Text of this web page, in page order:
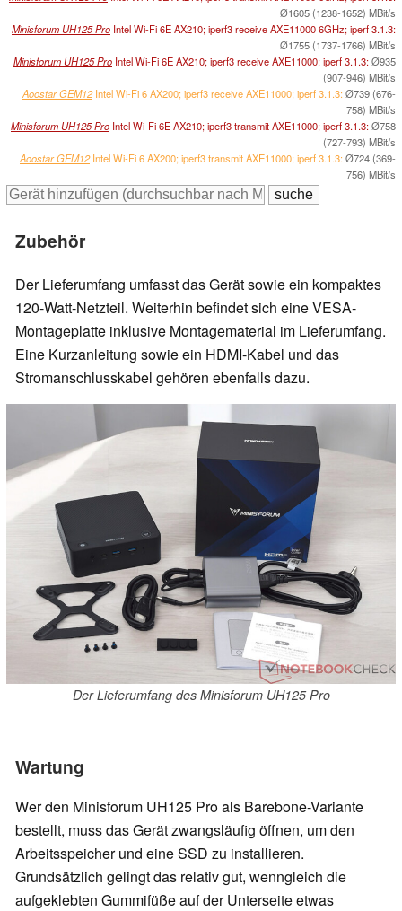
Ø1605 (1238-1652) MBit/s
Minisforum UH125 Pro Intel Wi-Fi 6E AX210; iperf3 receive AXE11000 6GHz; iperf 3.1.3:
Ø1755 (1737-1766) MBit/s
Minisforum UH125 Pro Intel Wi-Fi 6E AX210; iperf3 receive AXE11000; iperf 3.1.3:Ø935
(907-946) MBit/s
Aoostar GEM12Intel Wi-Fi 6 AX200; iperf3 receive AXE11000; iperf 3.1.3:Ø739 (676-
758) MBit/s
Minisforum UH125 Pro Intel Wi-Fi 6E AX210; iperf3 transmit AXE11000; iperf 3.1.3:Ø758
(727-793) MBit/s
Aoostar GEM12Intel Wi-Fi 6 AX200; iperf3 transmit AXE11000; iperf 3.1.3:Ø724 (369-
756) MBit/s
Zubehör
Der Lieferumfang umfasst das Gerät sowie ein kompaktes
120-Watt-Netzteil. Weiterhin befindet sich eine VESA-
Montageplatte inklusive Montagematerial im Lieferumfang.
Eine Kurzanleitung sowie ein HDMI-Kabel und das
Stromanschlusskabel gehören ebenfalls dazu.
Der Lieferumfang des Minisforum UH125 Pro
Wartung
Wer den Minisforum UH125 Pro als Barebone-Variante
bestellt, muss das Gerät zwangsläufig öffnen, um den
Arbeitsspeicher und eine SSD zu installieren.
Grundsätzlich gelingt das relativ gut, wenngleich die
aufgeklebten Gummifüße auf der Unterseite etwas